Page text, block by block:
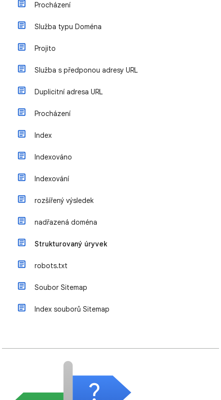
Procházení
Služba typu Doména
Projito
Služba s předponou adresy URL
Duplicitní adresa URL
Procházení
Index
Indexováno
Indexování
rozšířený výsledek
nadřazená doména
Strukturovaný úryvek
robots.txt
Soubor Sitemap
Index souborů Sitemap